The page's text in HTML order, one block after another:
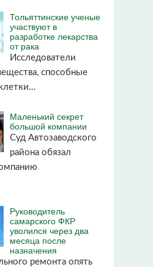
Тольяттинские ученые
участвуют в
разработке лекарства
от рака
Исследователи
способные
Маленький секрет
большой компании
Суд Автозаводского
района обязал
Руководитель
самарского ФКР
уволился через два
месяца после
назначения
ремонта опять